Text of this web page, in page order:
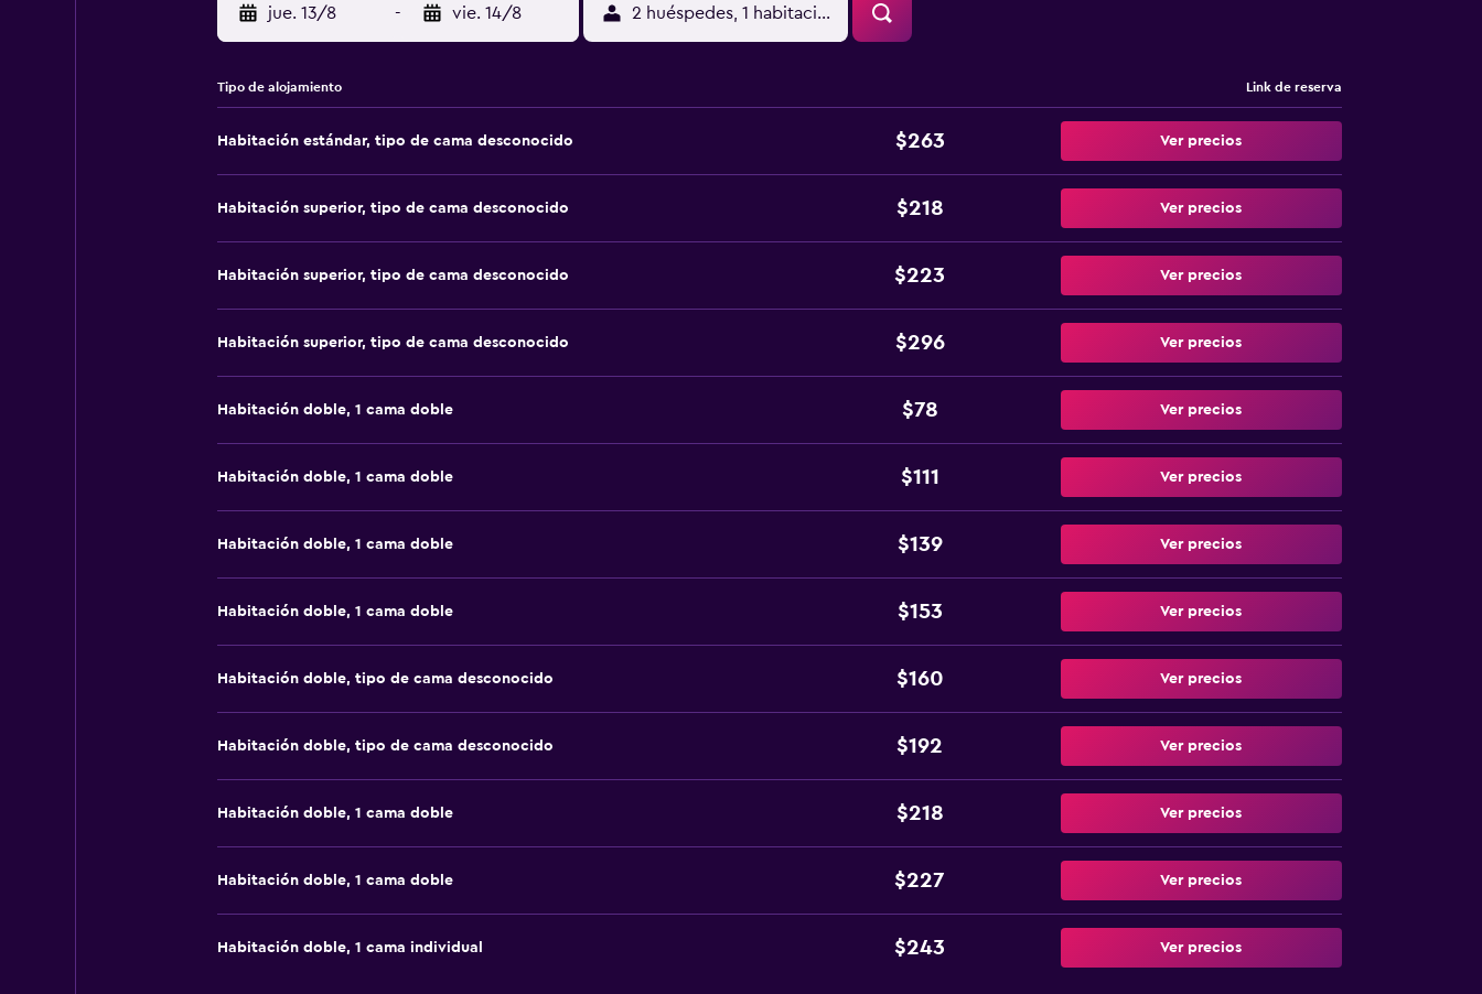
jue. 13/8 - vie. 14/8 2 huéspedes, 1 habitación
Tipo de alojamiento Link de reserva
Habitación estándar, tipo de cama desconocido $263 Ver precios
Habitación superior, tipo de cama desconocido $218 Ver precios
Habitación superior, tipo de cama desconocido $223 Ver precios
Habitación superior, tipo de cama desconocido $296 Ver precios
Habitación doble, 1 cama doble $78 Ver precios
Habitación doble, 1 cama doble $111 Ver precios
Habitación doble, 1 cama doble $139 Ver precios
Habitación doble, 1 cama doble $153 Ver precios
Habitación doble, tipo de cama desconocido $160 Ver precios
Habitación doble, tipo de cama desconocido $192 Ver precios
Habitación doble, 1 cama doble $218 Ver precios
Habitación doble, 1 cama doble $227 Ver precios
Habitación doble, 1 cama individual $243 Ver precios